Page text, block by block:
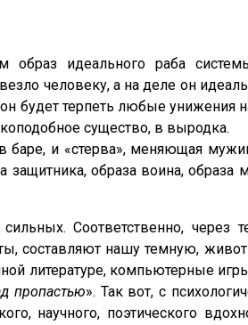
идеального раба
человеку, а на деле он
будет терпеть любые унижения
существо, в выродка.
и «стерва», меняющая
образа воина, образа
Соответственно, через
составляют нашу темную,
литературе, компьютерные
пропастью». Так вот, с
научного, поэтического